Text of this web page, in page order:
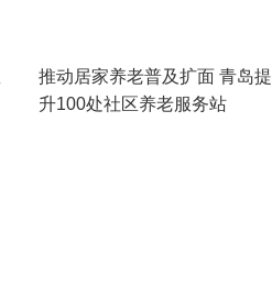
推动居家养老普及扩面 青岛提
升100处社区养老服务站